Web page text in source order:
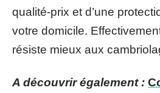
qualité-prix et d’une
votre domicile.
résiste mieux aux
A découvrir également :